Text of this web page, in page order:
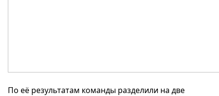
По её результатам команды разделили на две